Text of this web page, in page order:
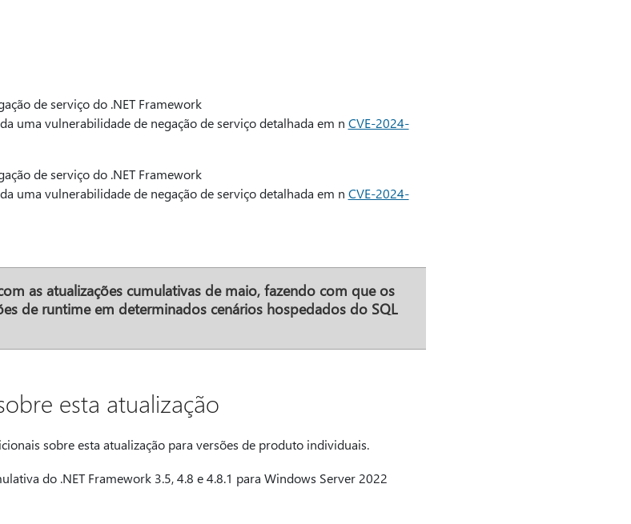
de serviço do .NET Framework
vulnerabilidade de negação de serviço detalhada em n CVE-2024-
de serviço do .NET Framework
vulnerabilidade de negação de serviço detalhada em n CVE-2024-
as atualizações cumulativas de maio, fazendo com que os
de runtime em determinados cenários hospedados do SQL
esta atualização
sobre esta atualização para versões de produto individuais.
do .NET Framework 3.5, 4.8 e 4.8.1 para Windows Server 2022